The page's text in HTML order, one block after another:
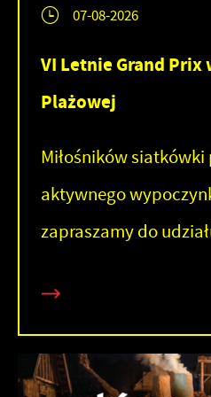
07-08-2026
VI Letnie Grand Prix
Plażowej
Miłośników
aktywnego
zapraszamy do